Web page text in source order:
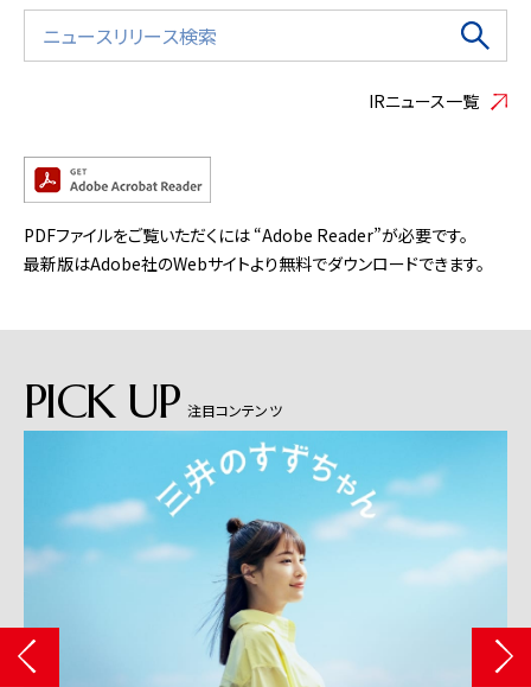
IRニュース一覧
PDFファイルをご覧いただくには “Adobe Reader”が必要です。
最新版はAdobe社のWebサイトより無料でダウンロードできます。
PICK UP 注目コンテンツ